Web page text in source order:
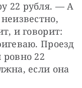
22 рубля. — А
и говорит:
Проезд
ровно 22
если она